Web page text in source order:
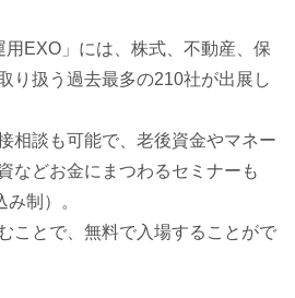
EXO」には、株式、不動産、保
り扱う過去最多の210社が出展し
相談も可能で、老後資金やマネー
などお金にまつわるセミナーも
制）。
ことで、無料で入場することがで